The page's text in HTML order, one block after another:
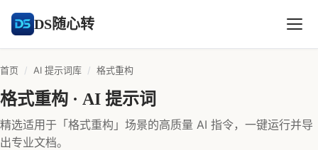
DS随心转
首页 / AI 提示词库 / 格式重构
格式重构 · AI 提示词
精选适用于「格式重构」场景的高质量 AI 指令，一键运行并导
出专业文档。